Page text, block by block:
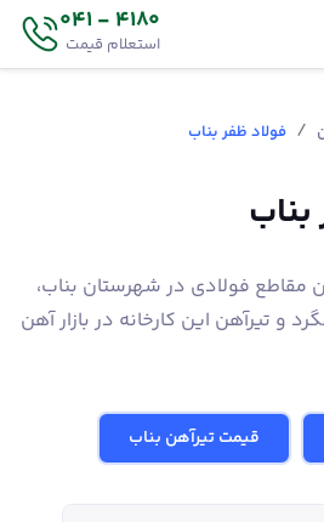
4180 - 041
استعلام قیمت
/ فولاد ظفر بناب
بناب
مقاطع فولادی در شهرستان بناب،
و تیرآهن این کارخانه در بازار آهن
قیمت تیرآهن بناب